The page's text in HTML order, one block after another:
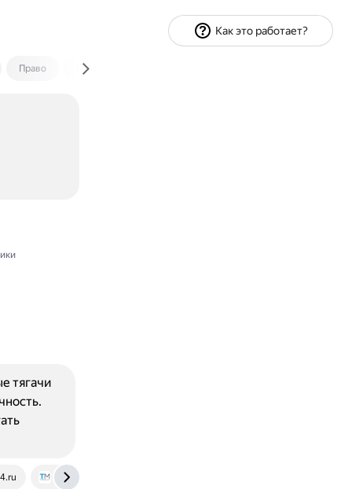
Право Экономика и финансы
www.topmarkfunding.com
тягачи
Как это работает?